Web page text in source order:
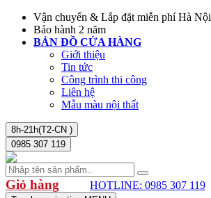
Vận chuyển & Lắp đặt miễn phí Hà Nội
Bảo hành 2 năm
BẢN ĐỒ CỬA HÀNG
Giới thiệu
Tin tức
Công trình thi công
Liên hệ
Mẫu màu nội thất
8h-21h(T2-CN )
0985 307 119
Giỏ hàng HOTLINE: 0985 307 119